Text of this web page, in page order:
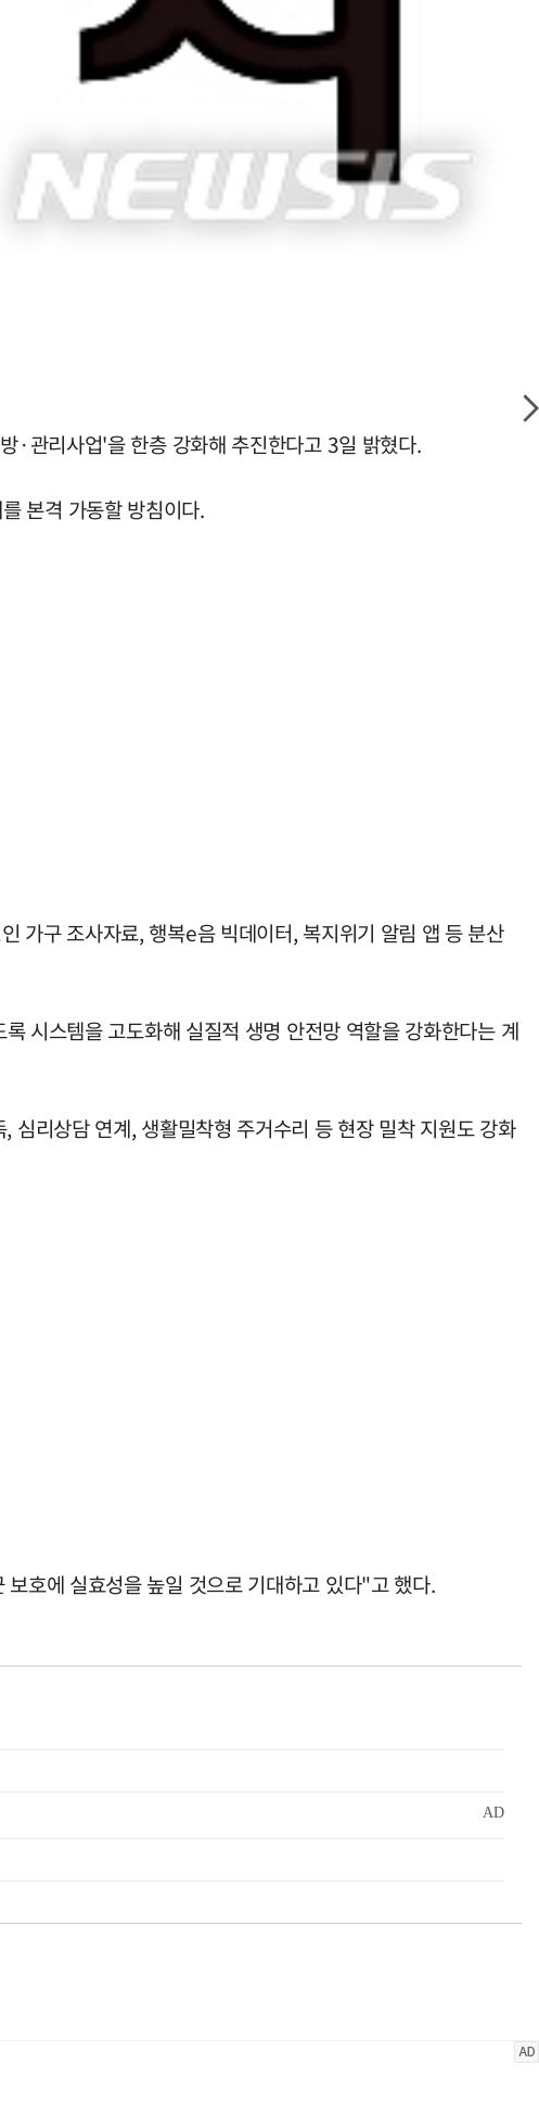
·관리사업'을 한층 강화해 추진한다고 3일 밝혔다.
본격 가동할 방침이다.
가구 조사자료, 행복e음 빅데이터, 복지위기 알림 앱 등 분산
시스템을 고도화해 실질적 생명 안전망 역할을 강화한다는 계
리상담 연계, 생활밀착형 주거수리 등 현장 밀착 지원도 강화
호에 실효성을 높일 것으로 기대하고 있다"고 했다.